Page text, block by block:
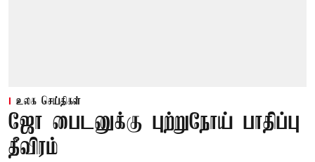
உலக செய்திகள்
ஜோ பைடனுக்கு புற்றுநோய் பாதிப்பு
தீவிரம்